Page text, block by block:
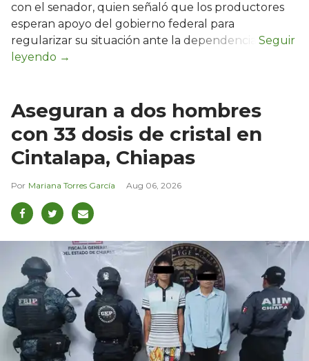
con el senador, quien señaló que los productores
esperan apoyo del gobierno federal para
regularizar su situación ante la dependencia.
Aseguran a dos hombres
con 33 dosis de cristal en
Cintalapa, Chiapas
Mariana Torres García Aug 06, 2026